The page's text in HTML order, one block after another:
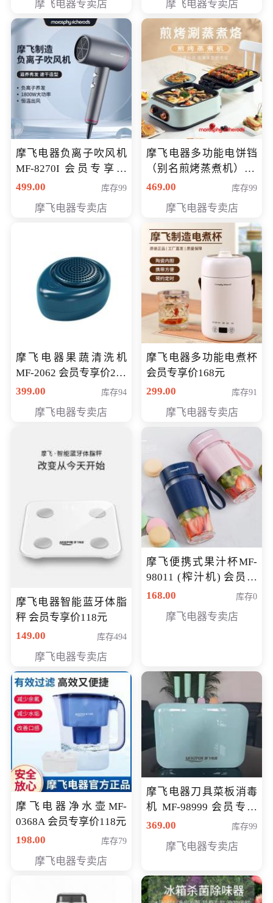
摩飞电器专卖店 摩飞电器专卖店
摩飞电器负离子吹风机
MF-8270I 会员专享价
369元
499.00 库存99
摩飞电器专卖店
摩飞电器多功能电饼铛
（别名煎烤蒸煮机） 型
号MF-8888B 会员专享
469.00 库存99
摩飞电器专卖店
摩飞电器果蔬清洗机
MF-2062 会员专享价268
元
399.00 库存94
摩飞电器专卖店
摩飞电器多功能电煮杯
会员专享价168元
299.00
库存91
摩飞电器专卖店
摩飞电器智能蓝牙体脂
秤 会员专享价118元
149.00
库存494
摩飞电器专卖店
摩飞便携式果汁杯MF-
98011 (榨汁机) 会员专
享价138元
168.00 库存0
摩飞电器专卖店
摩飞电器净水壶MF-
0368A 会员专享价118元
198.00
库存79
摩飞电器专卖店
摩飞电器刀具菜板消毒
机 MF-98999 会员专享
价286元
369.00 库存99
摩飞电器专卖店